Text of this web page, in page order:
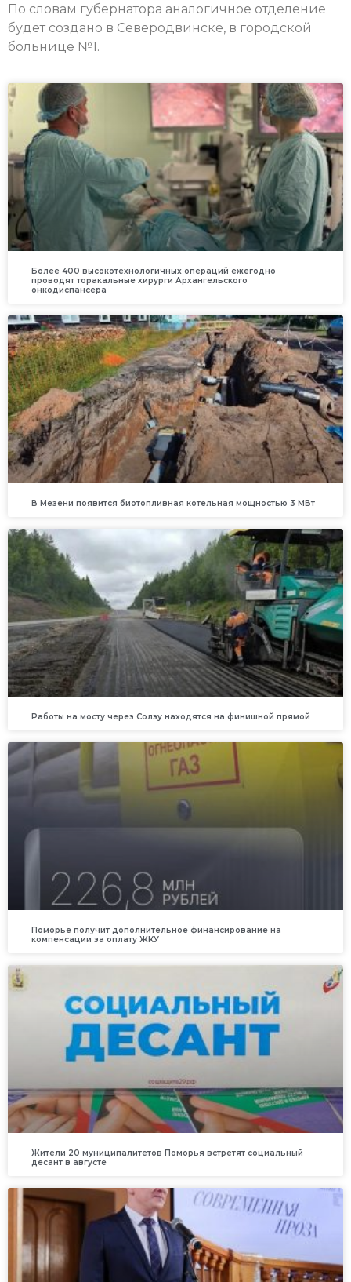
По словам губернатора аналогичное отделение
будет создано в Северодвинске, в городской
больнице №1.
Более 400 высокотехнологичных операций ежегодно
проводят торакальные хирурги Архангельского
онкодиспансера
В Мезени появится биотопливная котельная мощностью 3 МВт
Работы на мосту через Солзу находятся на финишной прямой
Поморье получит дополнительное финансирование на
компенсации за оплату ЖКУ
Жители 20 муниципалитетов Поморья встретят социальный
десант в августе